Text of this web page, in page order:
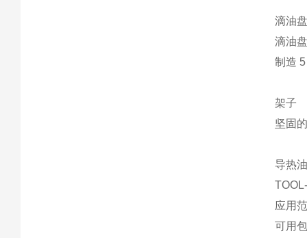
滴油
滴油
制造
架子
坚固
导热
应用
可用